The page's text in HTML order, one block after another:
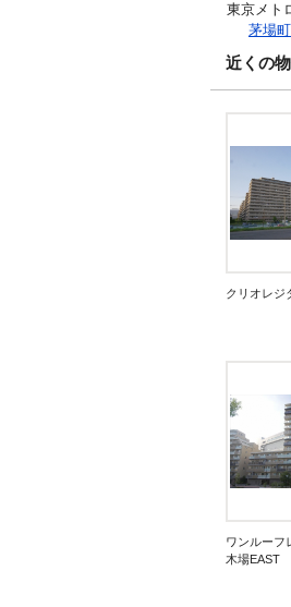
東京メト
茅場町
近くの
クリオレジ
ワンルーフ
木場EAST